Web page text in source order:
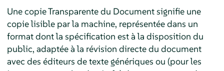
Une copie Transparente du Document signifie une
copie lisible par la machine, représentée dans un
format dont la spécification est à la disposition du
public, adaptée à la révision directe du document
avec des éditeurs de texte génériques ou (pour les